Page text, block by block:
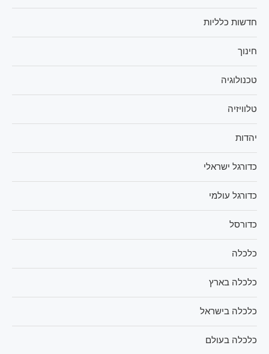
חדשות כלליות
חינוך
טכנולוגיה
טלוויזיה
יהדות
כדורגל ישראלי
כדורגל עולמי
כדורסל
כלכלה
כלכלה בארץ
כלכלה בישראל
כלכלה בעולם